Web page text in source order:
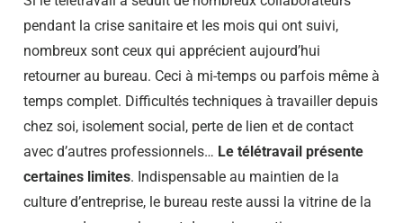
pendant la crise sanitaire et les mois qui ont suivi,
nombreux sont ceux qui apprécient aujourd’hui
retourner au bureau. Ceci à mi-temps ou parfois même à
temps complet. Difficultés techniques à travailler depuis
chez soi, isolement social, perte de lien et de contact
avec d’autres professionnels… Le télétravail présente
certaines limites. Indispensable au maintien de la
culture d’entreprise, le bureau reste aussi la vitrine de la